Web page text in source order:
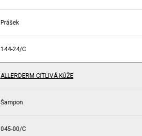
Prášek
144-24/C
ALLERDERM CITLIVÁ KŮŽE
Šampon
045-00/C